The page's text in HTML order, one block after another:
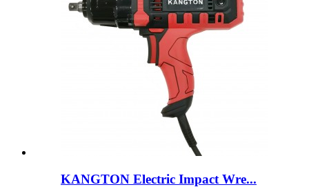
KANGTON Electric Impact Wre...